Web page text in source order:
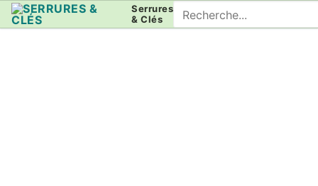
Aller
au
Serrures
& Clés
Rechercher
: